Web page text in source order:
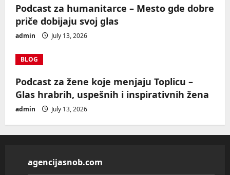
Podcast za humanitarce – Mesto gde dobre
priče dobijaju svoj glas
admin July 13, 2026
BLOG
Podcast za žene koje menjaju Toplicu –
Glas hrabrih, uspešnih i inspirativnih žena
admin July 13, 2026
agencijasnob.com